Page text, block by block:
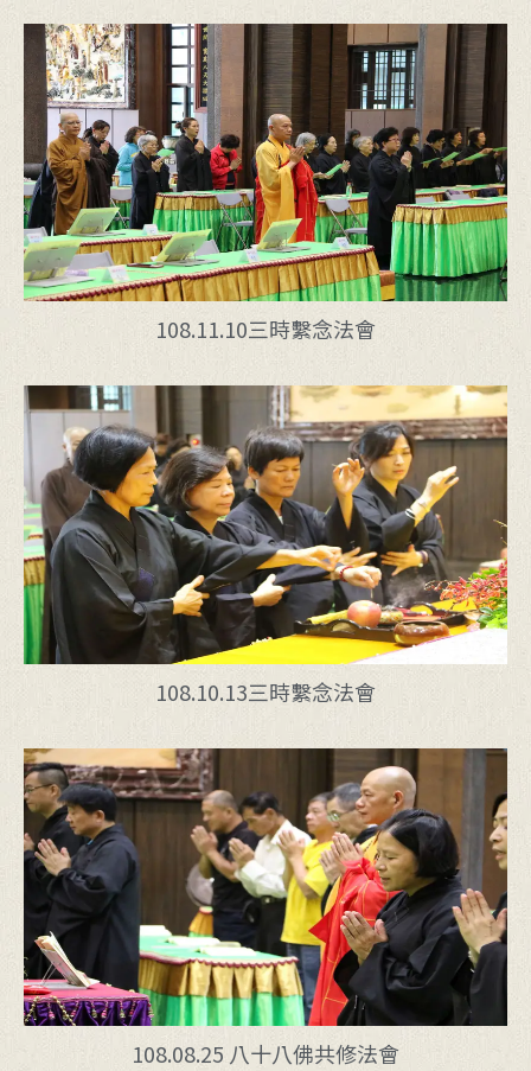
108.11.10三時繫念法會
108.10.13三時繫念法會
108.08.25 八十八佛共修法會